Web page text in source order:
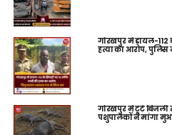
गोरखपुर में डायल-112
हत्या का आरोप, पुलिस
गोरखपुर में टूटे बिजली
पशुपालकों ने मांगा